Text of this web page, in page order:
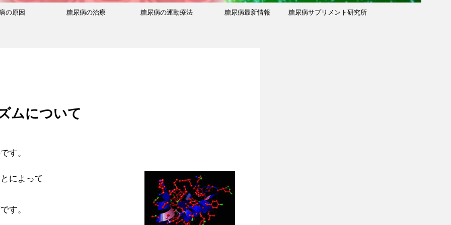
の原因 糖尿病の治療 糖尿病の運動療法 糖尿病最新情報 糖尿病サプリメント研究所
ムについて
す。
によって
す。